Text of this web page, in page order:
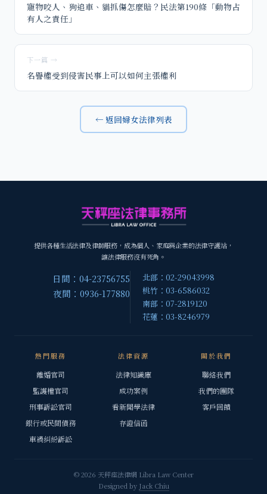
寵物咬人、狗追車、貓抓傷怎麼賠？民法第190條「動物占
有人之責任」
下一篇 →
名譽權受到侵害民事上可以如何主張權利
← 返回婦女法律列表
提供各種生活法律及律師服務，成為個人、家庭與企業的法律守護站，
讓法律服務沒有死角。
日間：04-23756755
夜間：0936-177880
北部：02-29043998
桃竹：03-6586032
南部：07-2819120
花蓮：03-8246979
熱門服務
離婚官司
監護權官司
刑事訴訟官司
銀行或民間債務
車禍糾紛訴訟
法律資源
法律知識庫
成功案例
看新聞學法律
存證信函
關於我們
聯絡我們
我們的團隊
客戶回饋
© 2026 天秤座法律網 Libra Law Center
Designed by Jack Chiu